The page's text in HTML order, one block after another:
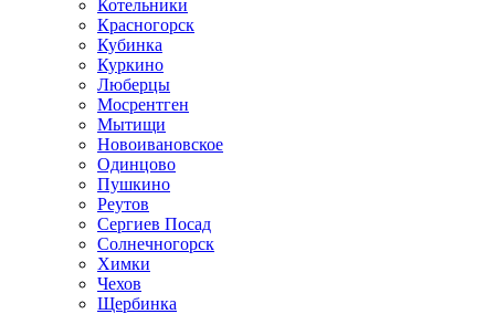
Котельники
Красногорск
Кубинка
Куркино
Люберцы
Мосрентген
Мытищи
Новоивановское
Одинцово
Пушкино
Реутов
Сергиев Посад
Солнечногорск
Химки
Чехов
Щербинка